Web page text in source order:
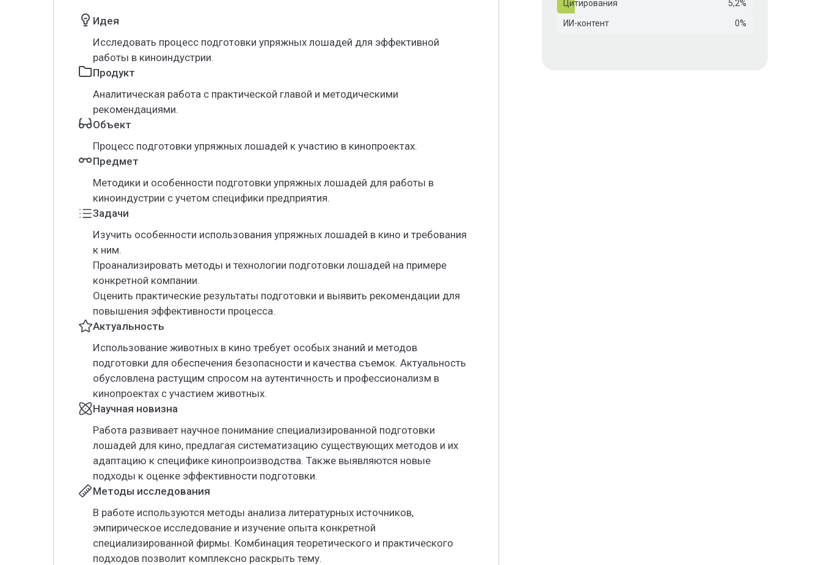
Идея
Исследовать процесс подготовки упряжных лошадей для эффективной
работы в киноиндустрии.
Продукт
Аналитическая работа с практической главой и методическими
рекомендациями.
Объект
Процесс подготовки упряжных лошадей к участию в кинопроектах.
Предмет
Методики и особенности подготовки упряжных лошадей для работы в
киноиндустрии с учетом специфики предприятия.
Задачи
Изучить особенности использования упряжных лошадей в кино и требования
к ним.
Проанализировать методы и технологии подготовки лошадей на примере
конкретной компании.
Оценить практические результаты подготовки и выявить рекомендации для
повышения эффективности процесса.
Актуальность
Использование животных в кино требует особых знаний и методов
подготовки для обеспечения безопасности и качества съемок. Актуальность
обусловлена растущим спросом на аутентичность и профессионализм в
кинопроектах с участием животных.
Научная новизна
Работа развивает научное понимание специализированной подготовки
лошадей для кино, предлагая систематизацию существующих методов и их
адаптацию к специфике кинопроизводства. Также выявляются новые
подходы к оценке эффективности подготовки.
Методы исследования
В работе используются методы анализа литературных источников,
эмпирическое исследование и изучение опыта конкретной
специализированной фирмы. Комбинация теоретического и практического
подходов позволит комплексно раскрыть тему.
Цитирования 5,2%
ИИ-контент 0%